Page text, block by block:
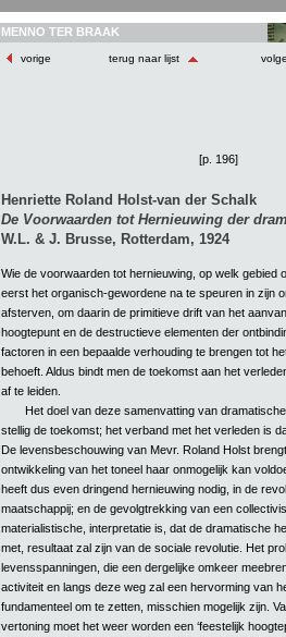
MENNO TER BRAAK
vorige terug naar lijst
[p. 196]
Henriette Roland Holst-van der Schalk
De Voorwaarden tot Hernieuwing der
W.L. & J. Brusse, Rotterdam, 1924
Wie de voorwaarden tot hernieuwing, op welk gebied
eerst het organisch-gewordene na te speuren in zijn
afsterven, om daarin de primitieve drift van het
hoogtepunt en de destructieve elementen der
factoren in een bepaalde verhouding te brengen tot
behoeft. Aldus bindt men de toekomst aan het
af te leiden.
Het doel van deze samenvatting van
stellig de toekomst; het verband met het verleden is
De levensbeschouwing van Mevr. Roland Holst
ontwikkeling van het toneel haar onmogelijk kan
heeft dus even dringend hernieuwing nodig, in de
maatschappij; en de gevolgtrekking van een
materialistische, interpretatie is, dat de dramatische
met, resultaat zal zijn van de sociale revolutie. Het
levensspanningen, die een dergelijke omkeer
activiteit en langs deze weg zal een hervorming van
fundamenteel om te zetten, misschien mogelijk zijn.
vertoning moet het weer worden een ‘feestelijk